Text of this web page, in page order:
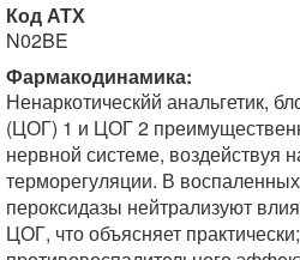
Код АТХ
N02BE
Фармакодинамика:
Ненаркотическйй анальгетик,
(ЦОГ) 1 и ЦОГ 2
нервной системе, воздействуя
терморегуляции. В
пероксидазы нейтрализуют
ЦОГ, что объясняет